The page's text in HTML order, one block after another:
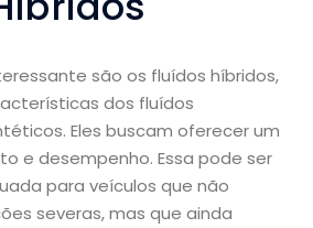
são os fluídos híbridos,
dos fluídos
Eles buscam oferecer um
e desempenho. Essa pode ser
para veículos que não
severas, mas que ainda